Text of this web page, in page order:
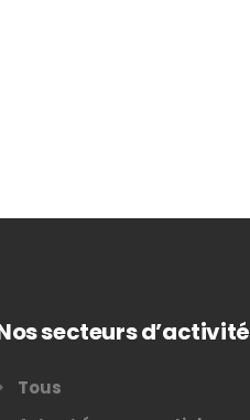
secteurs d’activité
Tous